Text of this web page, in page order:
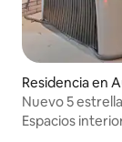
Residencia en
Nuevo 5
eléctrico/
Espacios